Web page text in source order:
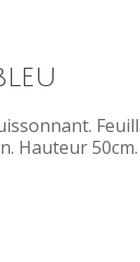
Hauteur